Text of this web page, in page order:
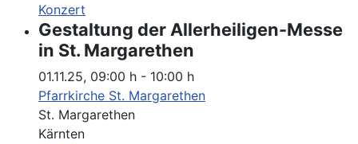
Konzert
Gestaltung der Allerheiligen-Messe
in St. Margarethen
01.11.25, 09:00 h - 10:00 h
Pfarrkirche St. Margarethen
St. Margarethen
Kärnten